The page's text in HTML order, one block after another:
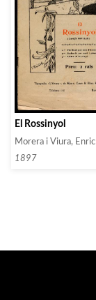
El Rossinyol
Morera i Viura, Enric
1897